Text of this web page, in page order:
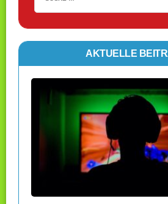
AKTUELLE